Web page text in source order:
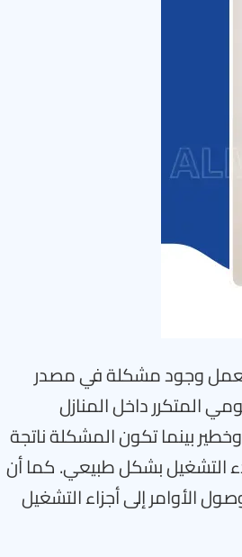
وجود مشكلة في مصدر
المتكرر داخل المنازل
بينما تكون المشكلة ناتجة
التشغيل بشكل طبيعي. كما أن
الأوامر إلى أجزاء التشغيل